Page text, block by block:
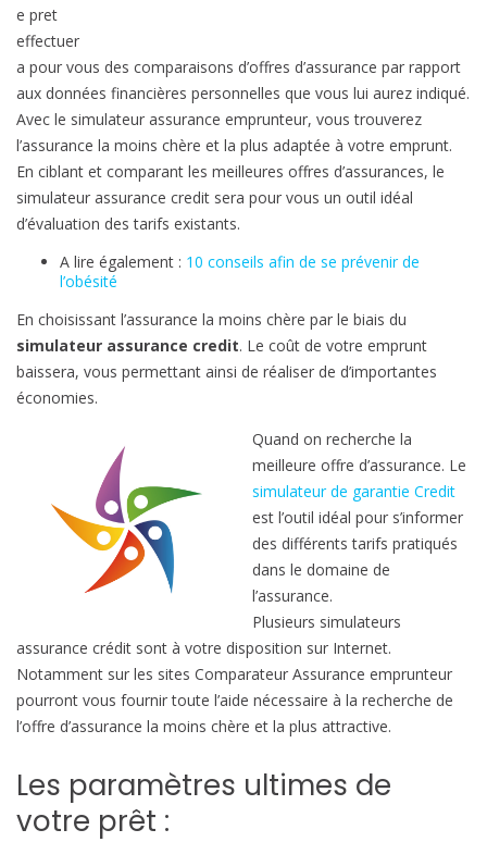
e pret
effectuer
a pour vous des comparaisons d’offres d’assurance par rapport
aux données financières personnelles que vous lui aurez indiqué.
Avec le simulateur assurance emprunteur, vous trouverez
l’assurance la moins chère et la plus adaptée à votre emprunt.
En ciblant et comparant les meilleures offres d’assurances, le
simulateur assurance credit sera pour vous un outil idéal
d’évaluation des tarifs existants.
A lire également : 10 conseils afin de se prévenir de
l’obésité
En choisissant l’assurance la moins chère par le biais du
simulateur assurance credit. Le coût de votre emprunt
baissera, vous permettant ainsi de réaliser de d’importantes
économies.
Quand on recherche la
meilleure offre d’assurance. Le
simulateur de garantie Credit
est l’outil idéal pour s’informer
des différents tarifs pratiqués
dans le domaine de
l’assurance.
Plusieurs simulateurs
assurance crédit sont à votre disposition sur Internet.
Notamment sur les sites Comparateur Assurance emprunteur
pourront vous fournir toute l’aide nécessaire à la recherche de
l’offre d’assurance la moins chère et la plus attractive.
Les paramètres ultimes de
votre prêt :